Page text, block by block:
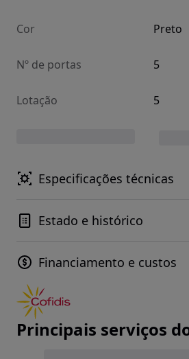
Cor Preto
Nº de portas 5
Lotação 5
Especificações técnicas
Estado e histórico
Financiamento e custos
Principais serviços